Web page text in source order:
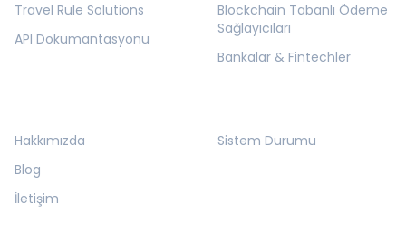
Travel Rule Solutions
API Dokümantasyonu
Blockchain Tabanlı Ödeme
Sağlayıcıları
Bankalar & Fintechler
Hakkımızda
Blog
İletişim
Sistem Durumu